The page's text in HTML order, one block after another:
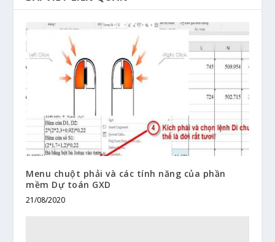
Menu chuột phải và các tính năng của phần
mềm Dự toán GXD
21/08/2020